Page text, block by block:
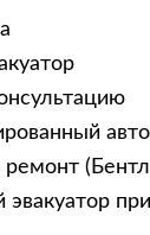
ремонт
эвакуатор